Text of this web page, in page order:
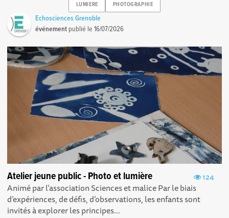
LUMIERE PHOTOGRAPHIE
Echosciences Grenoble
événement publié le16/07/2026
124
Atelier jeune public - Photo et lumière
Animé par l’association Sciences et malice Par le biais
d’expériences, de défis, d’observations, les enfants sont
invités à explorer les principes...